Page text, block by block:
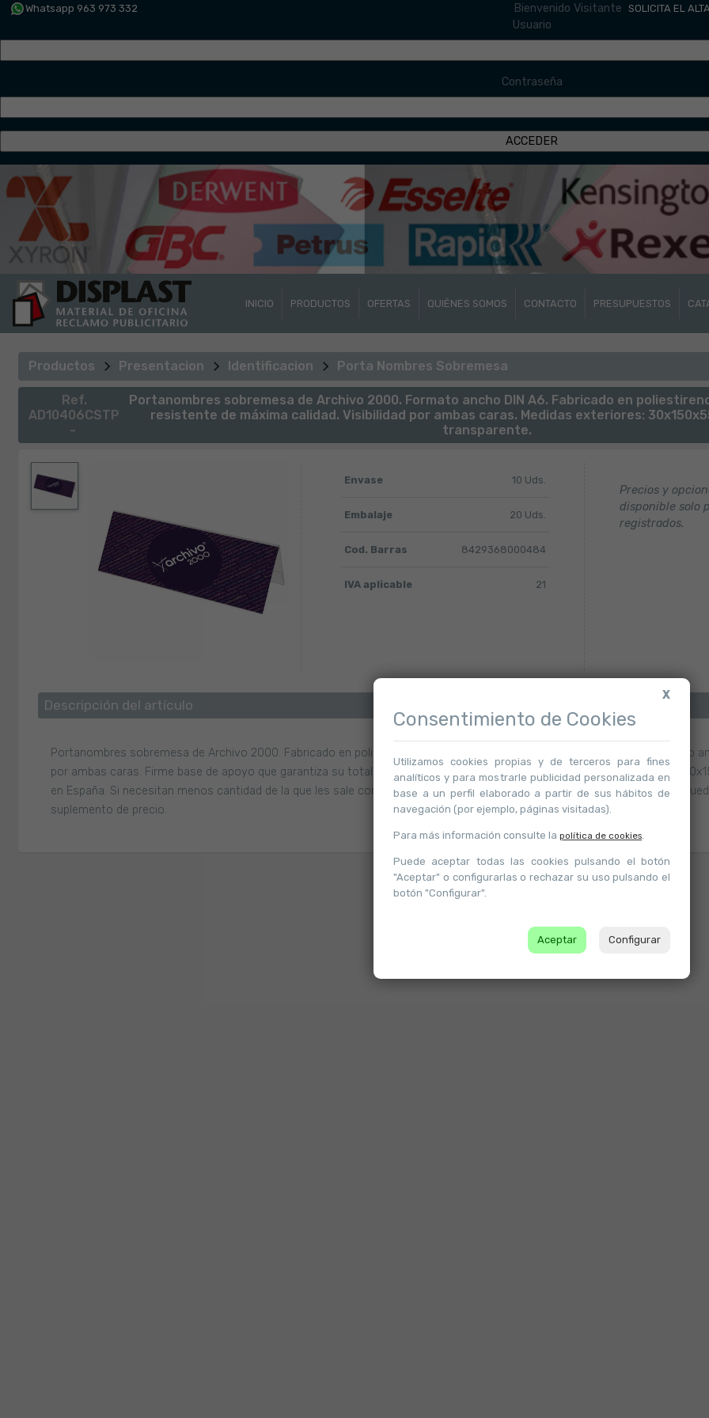
Whatsapp 963 973 332 Bienvenido Visitante SOLICITA EL
Usuario
Contraseña
INICIO PRODUCTOS OFERTAS QUIÉNES SOMOS CONTACTO PRESUPUESTOS
Productos Presentacion Identificacion Porta Nombres Sobremesa
Ref.
AD10406CSTP
-
Portanombres sobremesa de Archivo 2000. Formato ancho DIN A6. Fabricado en
resistente de máxima calidad. Visibilidad por ambas caras. Medidas exteriores:
transparente.
Envase 10 Uds.
Embalaje 20 Uds.
Cod. Barras 8429368000484
IVA aplicable 21
Precios y
disponible solo
registrados.
Descripción del artículo
Portanombres sobremesa de Archivo 2000. Fabricado en poliestireno resistente de máxima calidad y resistencia. Formato
por ambas caras. Firme base de apoyo que garantiza su total estabilidad. Color cristal transparente. Medidas exteriores:
en España. Si necesitan menos cantidad de la que les sale como unidad mínima de venta, pueden consultarnos por si se
suplemento de precio.
Atrás
X
Consentimiento de Cookies
Utilizamos cookies propias y de terceros para fines
analíticos y para mostrarle publicidad personalizada en
base a un perfil elaborado a partir de sus hábitos de
navegación (por ejemplo, páginas visitadas).
Para más información consulte la política de cookies.
Puede aceptar todas las cookies pulsando el botón
"Aceptar" o configurarlas o rechazar su uso pulsando el
botón "Configurar".
Aceptar Configurar